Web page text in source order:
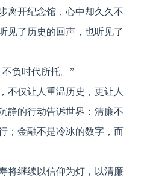
离开纪念馆，心中却久久不
见了历史的回声，也听见了
负时代所托。”
不仅让人重温历史，更让人
静的行动告诉世界：清廉不
；金融不是冷冰的数字，而
将继续以信仰为灯，以清廉